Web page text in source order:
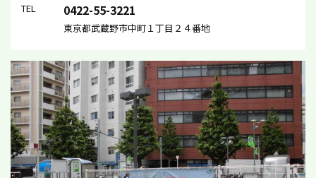
TEL
0422-55-3221
東京都武蔵野市中町１丁目２４番地